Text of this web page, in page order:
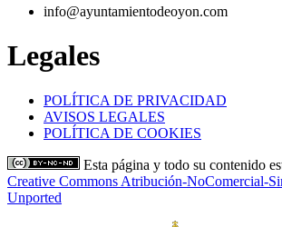
info@ayuntamientodeoyon.com
Legales
POLÍTICA DE PRIVACIDAD
AVISOS LEGALES
POLÍTICA DE COOKIES
Esta página y todo su contenido
Creative Commons Atribución-NoComercial-
Unported